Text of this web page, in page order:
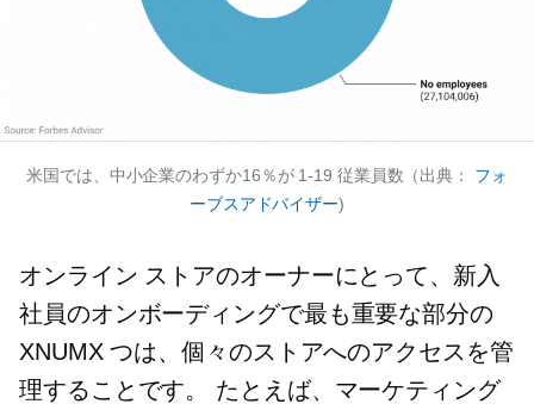
米国では、中小企業のわずか16％が 1-19 従業員数（出典： フォ
ーブスアドバイザー)
オンライン ストアのオーナーにとって、新入
社員のオンボーディングで最も重要な部分の
XNUMX つは、個々のストアへのアクセスを管
理することです。 たとえば、マーケティング